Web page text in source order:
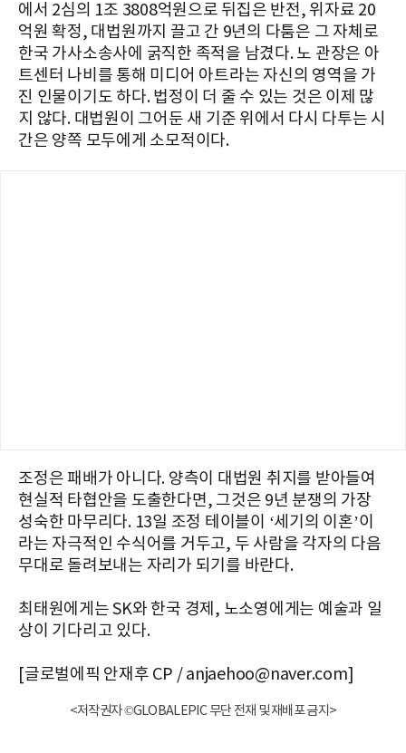
에서 2심의 1조 3808억원으로 뒤집은 반전, 위자료 20
억원 확정, 대법원까지 끌고 간 9년의 다툼은 그 자체로
한국 가사소송사에 굵직한 족적을 남겼다. 노 관장은 아
트센터 나비를 통해 미디어 아트라는 자신의 영역을 가
진 인물이기도 하다. 법정이 더 줄 수 있는 것은 이제 많
지 않다. 대법원이 그어둔 새 기준 위에서 다시 다투는 시
간은 양쪽 모두에게 소모적이다.
조정은 패배가 아니다. 양측이 대법원 취지를 받아들여
현실적 타협안을 도출한다면, 그것은 9년 분쟁의 가장
성숙한 마무리다. 13일 조정 테이블이 ‘세기의 이혼’이
라는 자극적인 수식어를 거두고, 두 사람을 각자의 다음
무대로 돌려보내는 자리가 되기를 바란다.
최태원에게는 SK와 한국 경제, 노소영에게는 예술과 일
상이 기다리고 있다.
[글로벌에픽 안재후 CP / anjaehoo@naver.com]
<저작권자 ©GLOBALEPIC 무단 전재 및 재배포 금지>